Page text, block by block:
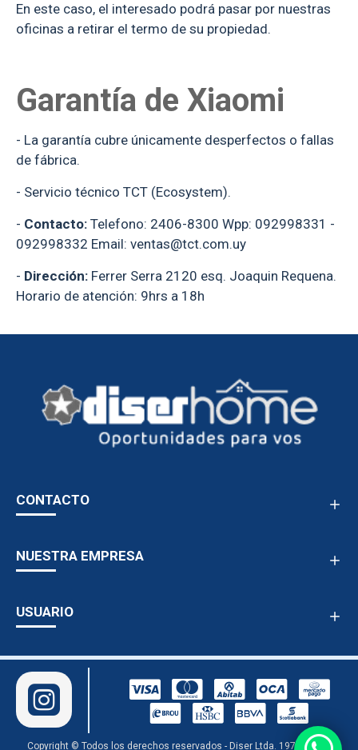
En este caso, el interesado podrá pasar por nuestras
oficinas a retirar el termo de su propiedad.
Garantía de Xiaomi
- La garantía cubre únicamente desperfectos o fallas
de fábrica.
- Servicio técnico TCT (Ecosystem).
- Contacto: Telefono: 2406-8300 Wpp: 092998331 -
092998332 Email: ventas@tct.com.uy
- Dirección: Ferrer Serra 2120 esq. Joaquin Requena.
Horario de atención: 9hrs a 18h
CONTACTO
NUESTRA EMPRESA
USUARIO
Copyright © Todos los derechos reservados - Diser Ltda. 1978 - 2024